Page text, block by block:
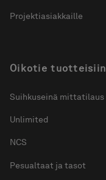
Projektiasiakkaille
Oikotie tuotteisiin
Suihkuseinä mittatilaus
Unlimited
NCS
Pesualtaat ja tasot